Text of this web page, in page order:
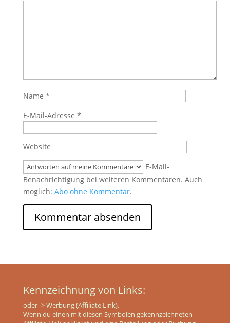
Name *
E-Mail-Adresse *
Website
E-Mail-
Benachrichtigung bei weiteren Kommentaren. Auch
möglich: Abo ohne Kommentar.
Kennzeichnung von Links:
oder-> Werbung (Affiliate Link).
Wenn du einen mit diesen Symbolen gekennzeichneten